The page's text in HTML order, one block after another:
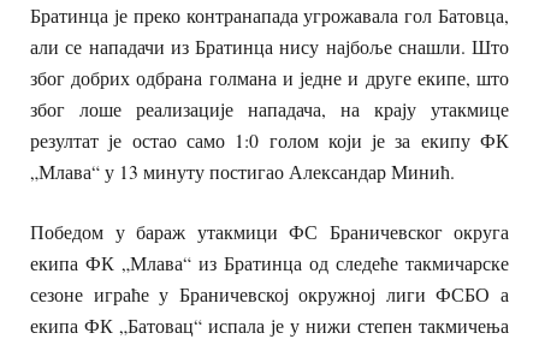
Братинца је преко контранапада угрожавала гол Батовца,
али се нападачи из Братинца нису најбоље снашли. Што
због добрих одбрана голмана и једне и друге екипе, што
због лоше реализације нападача, на крају утакмице
резултат је остао само 1:0 голом који је за екипу ФК
„Млава“ у 13 минуту постигао Александар Минић.
Победом у бараж утакмици ФС Браничевског округа
екипа ФК „Млава“ из Братинца од следеће такмичарске
сезоне играће у Браничевској окружној лиги ФСБО а
екипа ФК „Батовац“ испала је у нижи степен такмичења